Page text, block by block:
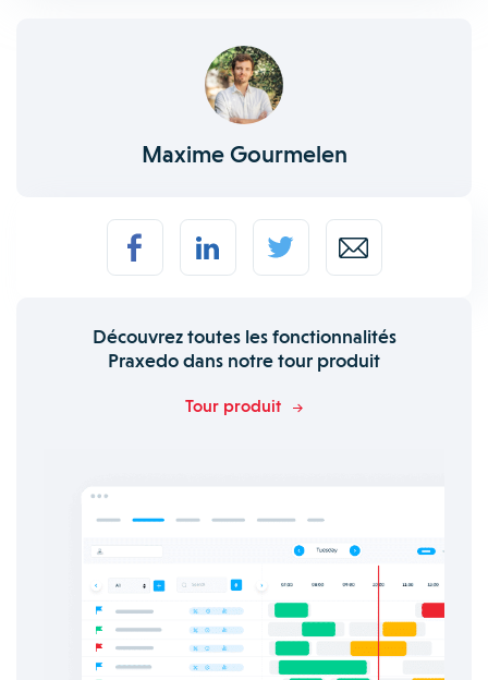
Maxime Gourmelen
Découvrez toutes les fonctionnalités
Praxedo dans notre tour produit
Tour produit